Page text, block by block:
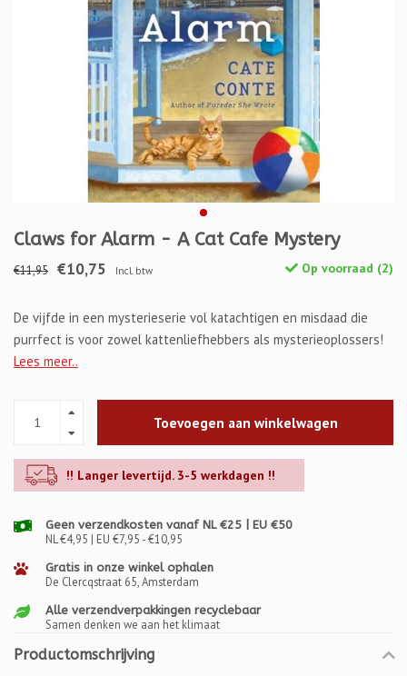
Claws for Alarm - A Cat Cafe Mystery
€11,95 €10,75 Incl. btw Op voorraad (2)
De vijfde in een mysterieserie vol katachtigen en misdaad die
purrfect is voor zowel kattenliefhebbers als mysterieoplossers!
Lees meer..
Toevoegen aan winkelwagen
!! Langer levertijd. 3-5 werkdagen !!
Geen verzendkosten vanaf NL €25 | EU €50
NL €4,95 | EU €7,95 - €10,95
Gratis in onze winkel ophalen
De Clercqstraat 65, Amsterdam
Alle verzendverpakkingen recyclebaar
Samen denken we aan het klimaat
Productomschrijving